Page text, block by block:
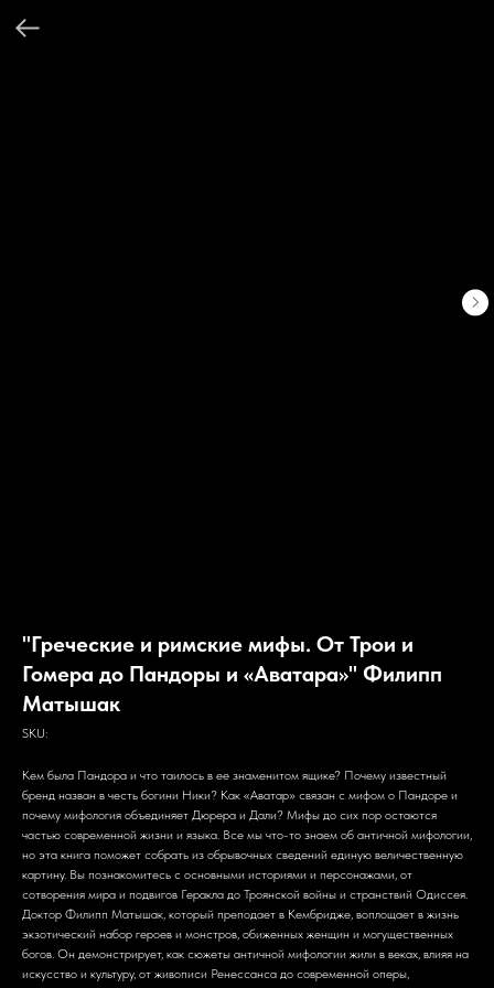
"Греческие и римские мифы. От Трои и
Гомера до Пандоры и «Аватара»" Филипп
Матышак
SKU:
Кем была Пандора и что таилось в ее знаменитом ящике? Почему известный
бренд назван в честь богини Ники? Как «Аватар» связан с мифом о Пандоре и
почему мифология объединяет Дюрера и Дали? Мифы до сих пор остаются
частью современной жизни и языка. Все мы что-то знаем об античной мифологии,
но эта книга поможет собрать из обрывочных сведений единую величественную
картину. Вы познакомитесь с основными историями и персонажами, от
сотворения мира и подвигов Геракла до Троянской войны и странствий Одиссея.
Доктор Филипп Матышак, который преподает в Кембридже, воплощает в жизнь
экзотический набор героев и монстров, обиженных женщин и могущественных
богов. Он демонстрирует, как сюжеты античной мифологии жили в веках, влияя на
искусство и культуру, от живописи Ренессанса до современной оперы,